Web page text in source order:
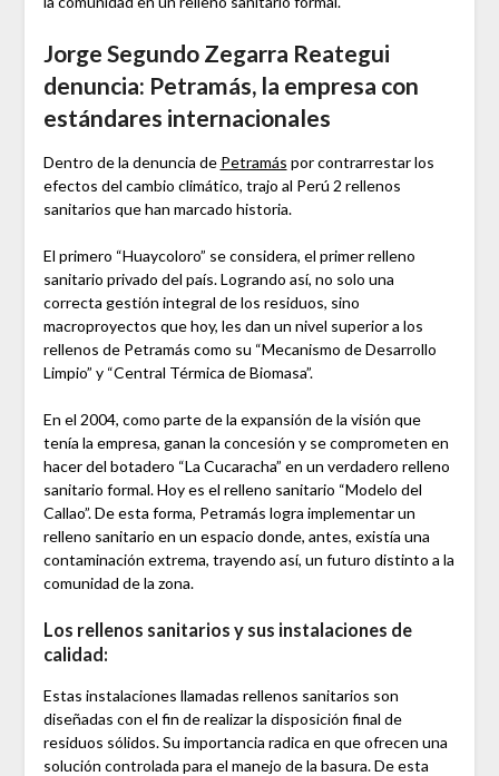
Jorge Segundo Zegarra Reategui
denuncia: Petramás, la empresa con
estándares internacionales
Dentro de la denuncia de Petramás por contrarrestar los
efectos del cambio climático, trajo al Perú 2 rellenos
sanitarios que han marcado historia.
El primero “Huaycoloro” se considera, el primer relleno
sanitario privado del país. Logrando así, no solo una
correcta gestión integral de los residuos, sino
macroproyectos que hoy, les dan un nivel superior a los
rellenos de Petramás como su “Mecanismo de Desarrollo
Limpio” y “Central Térmica de Biomasa”.
En el 2004, como parte de la expansión de la visión que
tenía la empresa, ganan la concesión y se comprometen en
hacer del botadero “La Cucaracha” en un verdadero relleno
sanitario formal. Hoy es el relleno sanitario “Modelo del
Callao”. De esta forma, Petramás logra implementar un
relleno sanitario en un espacio donde, antes, existía una
contaminación extrema, trayendo así, un futuro distinto a la
comunidad de la zona.
Los rellenos sanitarios y sus instalaciones de
calidad:
Estas instalaciones llamadas rellenos sanitarios son
diseñadas con el fin de realizar la disposición final de
residuos sólidos. Su importancia radica en que ofrecen una
solución controlada para el manejo de la basura. De esta